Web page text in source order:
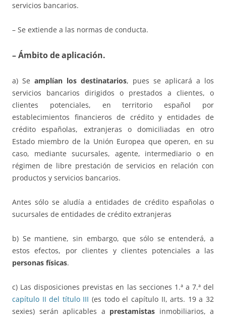
servicios bancarios.
– Se extiende a las normas de conducta.
– Ámbito de aplicación.
a) Se amplían los destinatarios, pues se aplicará a los
servicios bancarios dirigidos o prestados a clientes, o
clientes potenciales, en territorio español por
establecimientos financieros de crédito y entidades de
crédito españolas, extranjeras o domiciliadas en otro
Estado miembro de la Unión Europea que operen, en su
caso, mediante sucursales, agente, intermediario o en
régimen de libre prestación de servicios en relación con
productos y servicios bancarios.
Antes sólo se aludía a entidades de crédito españolas o
sucursales de entidades de crédito extranjeras
b) Se mantiene, sin embargo, que sólo se entenderá, a
estos efectos, por clientes y clientes potenciales a las
personas físicas.
c) Las disposiciones previstas en las secciones 1.ª a 7.ª del
capítulo II del título III (es todo el capítulo II, arts. 19 a 32
sexies) serán aplicables a prestamistas inmobiliarios, a